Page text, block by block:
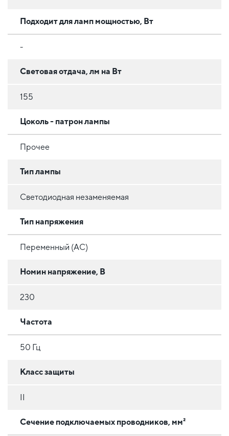
Подходит для ламп мощностью, Вт
-
Световая отдача, лм на Вт
155
Цоколь - патрон лампы
Прочее
Тип лампы
Светодиодная незаменяемая
Тип напряжения
Переменный (AC)
Номин напряжение, В
230
Частота
50 Гц
Класс защиты
Сечение подключаемых проводников, мм²